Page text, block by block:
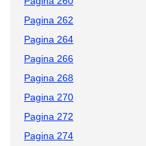
Pagina 262
Pagina 264
Pagina 266
Pagina 268
Pagina 270
Pagina 272
Pagina 274